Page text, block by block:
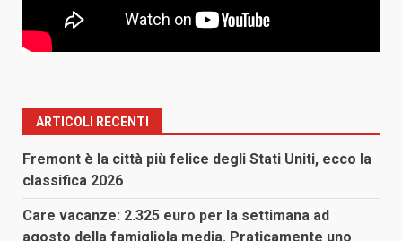
ARTICOLI RECENTI
Fremont è la città più felice degli Stati Uniti, ecco la
classifica 2026
Care vacanze: 2.325 euro per la settimana ad
agosto della famigliola media. Praticamente uno